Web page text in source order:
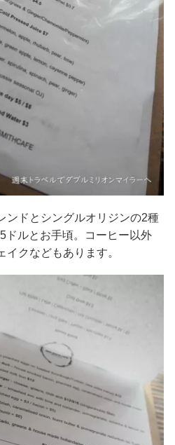
ンドとシングルオリジンの2種
ドルとお手頃。コーヒー以外
クなどもあります。